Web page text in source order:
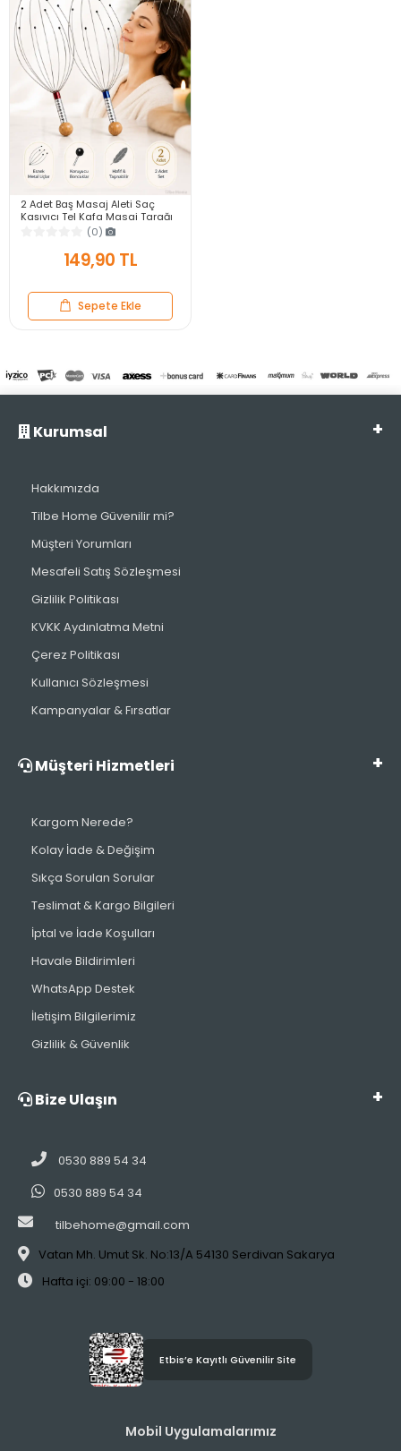
2 Adet Baş Masaj Aleti Saç
Kaşıyıcı Tel Kafa Masaj Tarağı
Rahatlatıcı Saç Derisi Boyun
Masaj Aparatı
(0)
149,90 TL
Sepete Ekle
Kurumsal
Hakkımızda
Tilbe Home Güvenilir mi?
Müşteri Yorumları
Mesafeli Satış Sözleşmesi
Gizlilik Politikası
KVKK Aydınlatma Metni
Çerez Politikası
Kullanıcı Sözleşmesi
Kampanyalar & Fırsatlar
Müşteri Hizmetleri
Kargom Nerede?
Kolay İade & Değişim
Sıkça Sorulan Sorular
Teslimat & Kargo Bilgileri
İptal ve İade Koşulları
Havale Bildirimleri
WhatsApp Destek
İletişim Bilgilerimiz
Gizlilik & Güvenlik
Bize Ulaşın
0530 889 54 34
0530 889 54 34
tilbehome@gmail.com
Vatan Mh. Umut Sk. No:13/A 54130 Serdivan Sakarya
Hafta içi: 09:00 - 18:00
Etbis’e Kayıtlı Güvenilir Site
Mobil Uygulamalarımız